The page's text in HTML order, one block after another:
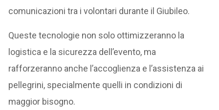
comunicazioni tra i volontari durante il Giubileo.
Queste tecnologie non solo ottimizzeranno la
logistica e la sicurezza dell’evento, ma
rafforzeranno anche l’accoglienza e l’assistenza ai
pellegrini, specialmente quelli in condizioni di
maggior bisogno.